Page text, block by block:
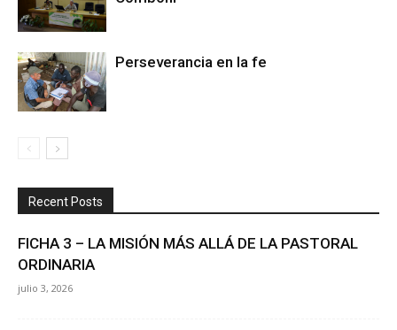
Perseverancia en la fe
Recent Posts
FICHA 3 – LA MISIÓN MÁS ALLÁ DE LA PASTORAL
ORDINARIA
julio 3, 2026